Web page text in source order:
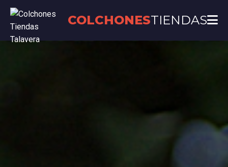
COLCHONESTIENDAS